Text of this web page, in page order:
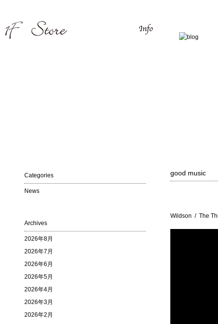
good music
Wildson / The
Categories
News
Archives
2026年8月
2026年7月
2026年6月
2026年5月
2026年4月
2026年3月
2026年2月